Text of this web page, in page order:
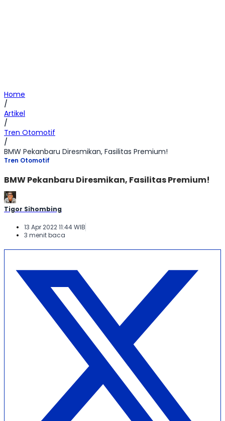
Home
/
Artikel
/
Tren Otomotif
/
BMW Pekanbaru Diresmikan, Fasilitas Premium!
Tren Otomotif
BMW Pekanbaru Diresmikan, Fasilitas Premium!
Tigor Sihombing
13 Apr 2022 11:44 WIB
3 menit baca